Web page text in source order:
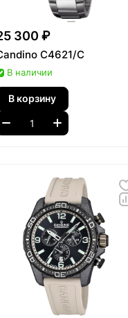
из Швейцарии,
300 ₽
C4621/C
В наличии
В корзину